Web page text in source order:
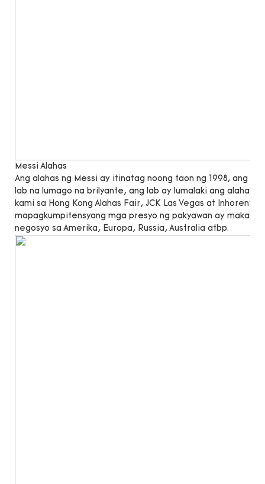
Messi Alahas
Ang alahas ng Messi ay itinatag noong taon ng 1998, ang
lab na lumago na brilyante, ang lab ay lumalaki ang alahas
kami sa Hong Kong Alahas Fair, JCK Las Vegas at
mapagkumpitensyang mga presyo ng pakyawan ay
negosyo sa Amerika, Europa, Russia, Australia atbp.